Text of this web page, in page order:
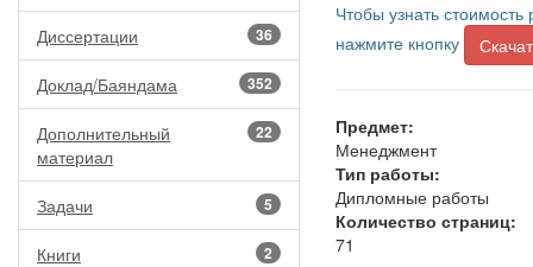
36
Диссертации
352
Доклад/Баяндама
22
Дополнительный
материал
5
Задачи
2
Книги
Чтобы узнать
нажмите кнопку
Предмет:
Менеджмент
Тип работы:
Дипломные работы
Количество страниц:
71